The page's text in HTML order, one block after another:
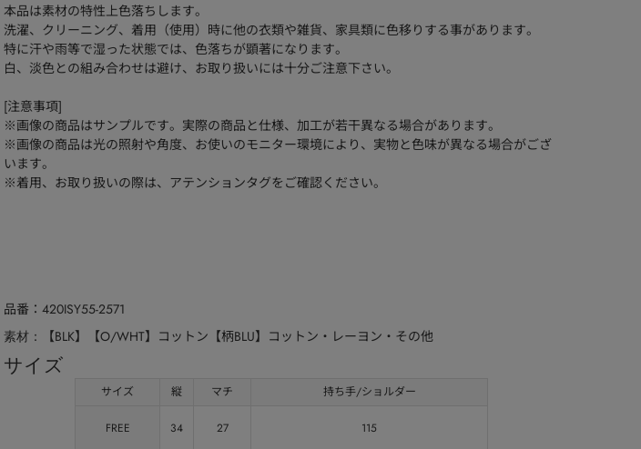
本品は素材の特性上色落ちします。
洗濯、クリーニング、着用（使用）時に他の衣類や雑貨、家具類に色移りする事があります。
特に汗や雨等で湿った状態では、色落ちが顕著になります。
白、淡色との組み合わせは避け、お取り扱いには十分ご注意下さい。
[注意事項]
※画像の商品はサンプルです。実際の商品と仕様、加工が若干異なる場合があります。
※画像の商品は光の照射や角度、お使いのモニター環境により、実物と色味が異なる場合がござ
います。
※着用、お取り扱いの際は、アテンションタグをご確認ください。
品番 420ISY55-2571
素材 【BLK】【O/WHT】コットン【柄BLU】コットン・レーヨン・その他
サイズ
サイズ 縦 マチ 持ち手/ショルダー
FREE 34 27 115